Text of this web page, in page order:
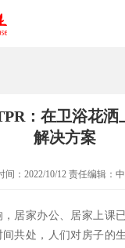
：在卫浴花洒
解决方案
间： 2022/10/12责任编辑：
家办公、居家上课已
共处，人们对房子的